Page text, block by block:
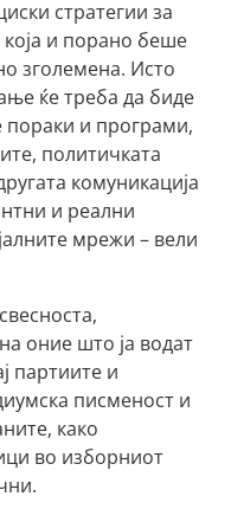
стратегии за
која и порано беше
зголемена. Исто
ќе треба да биде
и програми,
политичката
комуникација
и реални
мрежи – вели
оние што ја водат
партиите и
писменост и
како
во изборниот